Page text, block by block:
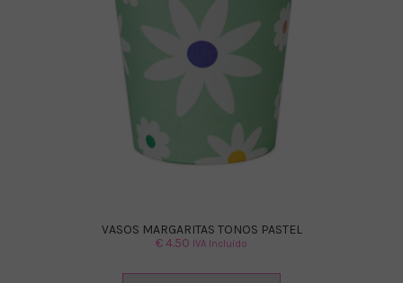
VASOS MARGARITAS TONOS PASTEL
€4.50 IVA Incluido